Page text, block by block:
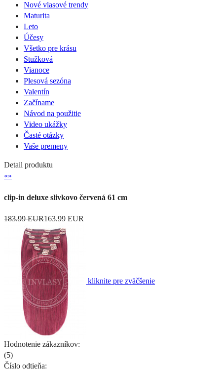
Nové vlasové trendy
Maturita
Leto
Účesy
Všetko pre krásu
Stužková
Vianoce
Plesová sezóna
Valentín
Začíname
Návod na použitie
Video ukážky
Časté otázky
Vaše premeny
Detail produktu
«»
clip-in deluxe slivkovo červená 61 cm
183.99 EUR163.99 EUR
kliknite pre zväčšenie
Hodnotenie zákazníkov:
(5)
Číslo odtieňa: